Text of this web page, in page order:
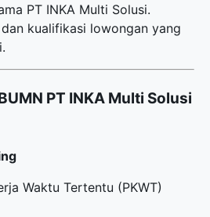
PT INKA Multi Solusi.
kualifikasi lowongan yang
PT INKA Multi Solusi
Waktu Tertentu (PKWT)